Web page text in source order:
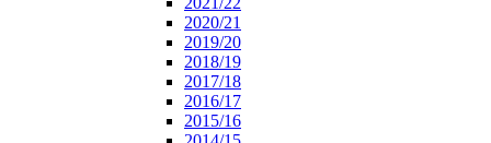
2020/21
2019/20
2018/19
2017/18
2016/17
2015/16